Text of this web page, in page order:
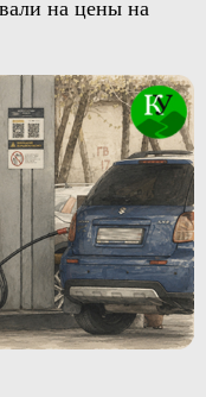
на цены на